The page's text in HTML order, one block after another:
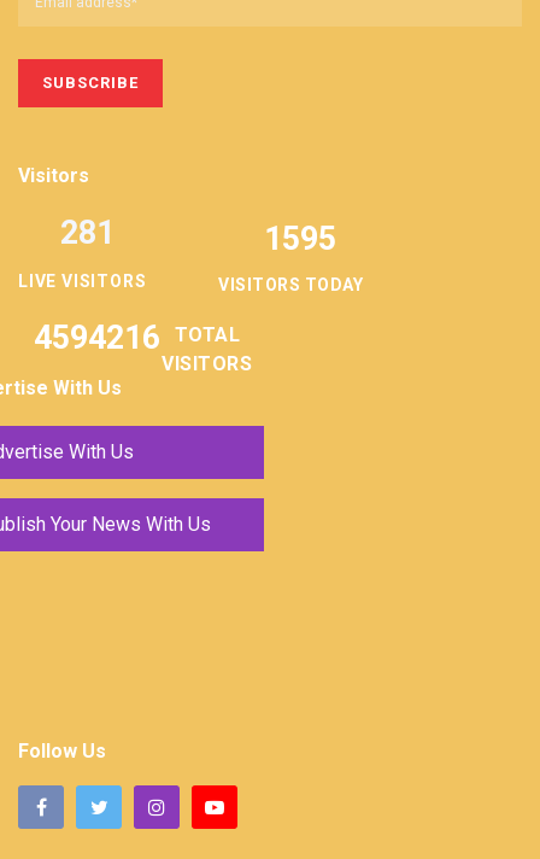
Visitors
LIVE VISITORS
281 1595
VISITORS TODAY
4594216
TOTAL
VISITORS
With Us
With Us
Your News With Us
Follow Us